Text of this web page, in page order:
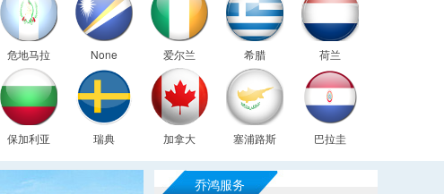
危地马拉 None 爱尔兰 希腊 荷兰
保加利亚 瑞典 加拿大 塞浦路斯 巴拉圭
乔鸿服务